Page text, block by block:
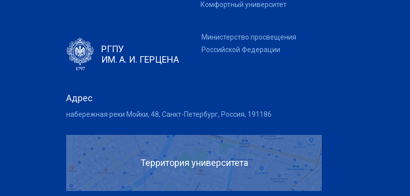
Комфортный университет
РГПУ
ИМ. А. И. ГЕРЦЕНА
Министерство просвещения
Российской Федерации
Адрес
набережная реки Мойки, 48, Санкт-Петербург, Россия, 191186
Территория университета